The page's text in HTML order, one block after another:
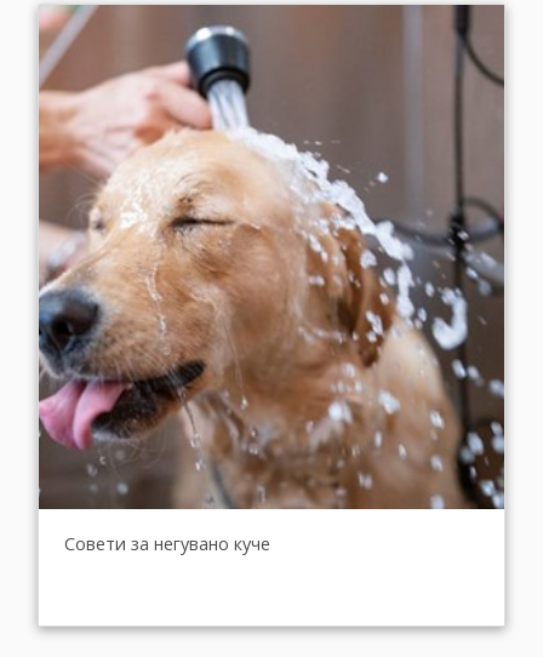
Совети за негувано куче